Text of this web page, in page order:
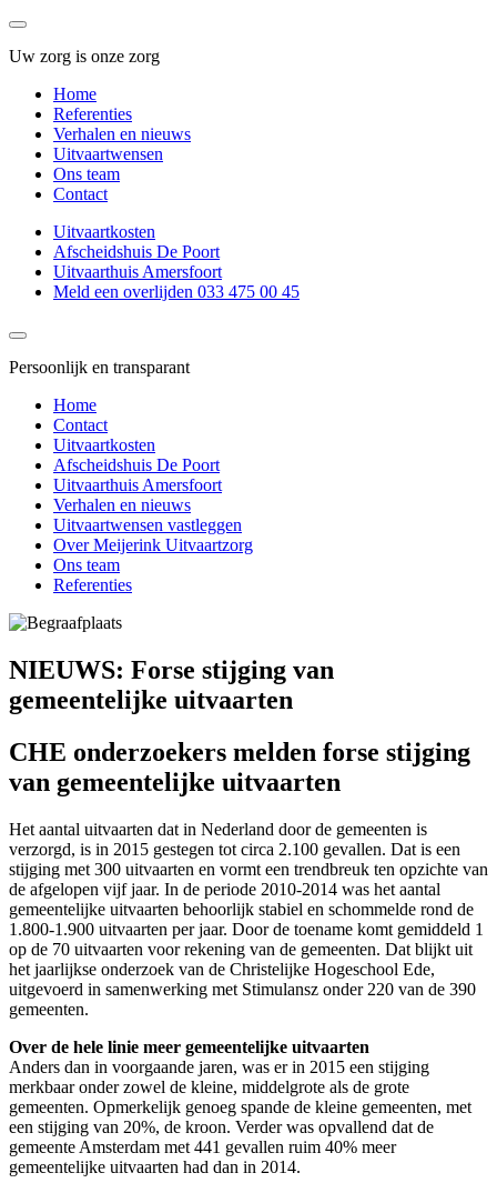
Uw zorg is onze zorg
Home
Referenties
Verhalen en nieuws
Uitvaartwensen
Ons team
Contact
Uitvaartkosten
Afscheidshuis De Poort
Uitvaarthuis Amersfoort
Meld een overlijden 033 475 00 45
Persoonlijk en transparant
Home
Contact
Uitvaartkosten
Afscheidshuis De Poort
Uitvaarthuis Amersfoort
Verhalen en nieuws
Uitvaartwensen vastleggen
Over Meijerink Uitvaartzorg
Ons team
Referenties
NIEUWS: Forse stijging van
gemeentelijke uitvaarten
CHE onderzoekers melden forse stijging
van gemeentelijke uitvaarten
Het aantal uitvaarten dat in Nederland door de gemeenten is
verzorgd, is in 2015 gestegen tot circa 2.100 gevallen. Dat is een
stijging met 300 uitvaarten en vormt een trendbreuk ten opzichte van
de afgelopen vijf jaar. In de periode 2010-2014 was het aantal
gemeentelijke uitvaarten behoorlijk stabiel en schommelde rond de
1.800-1.900 uitvaarten per jaar. Door de toename komt gemiddeld 1
op de 70 uitvaarten voor rekening van de gemeenten. Dat blijkt uit
het jaarlijkse onderzoek van de Christelijke Hogeschool Ede,
uitgevoerd in samenwerking met Stimulansz onder 220 van de 390
gemeenten.
Over de hele linie meer gemeentelijke uitvaarten
Anders dan in voorgaande jaren, was er in 2015 een stijging
merkbaar onder zowel de kleine, middelgrote als de grote
gemeenten. Opmerkelijk genoeg spande de kleine gemeenten, met
een stijging van 20%, de kroon. Verder was opvallend dat de
gemeente Amsterdam met 441 gevallen ruim 40% meer
gemeentelijke uitvaarten had dan in 2014.